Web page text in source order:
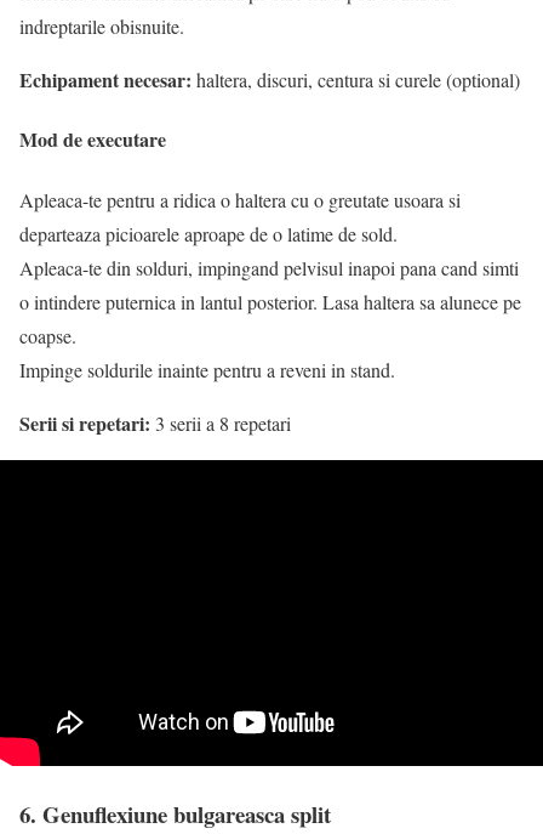
indreptarile obisnuite.
Echipament necesar: haltera, discuri, centura si curele (optional)
Mod de executare
Apleaca-te pentru a ridica o haltera cu o greutate usoara si
departeaza picioarele aproape de o latime de sold.
Apleaca-te din solduri, impingand pelvisul inapoi pana cand simti
o intindere puternica in lantul posterior. Lasa haltera sa alunece pe
coapse.
Impinge soldurile inainte pentru a reveni in stand.
Serii si repetari: 3 serii a 8 repetari
6. Genuflexiune bulgareasca split